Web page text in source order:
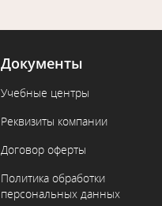
Документы
Учебные центры
Реквизиты компании
Договор оферты
Политика обработки
персональных данных